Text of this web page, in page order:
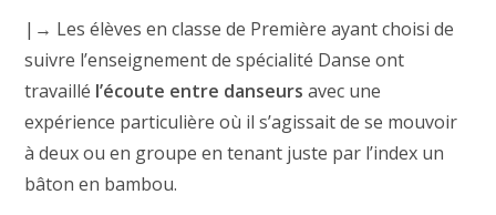
|→ Les élèves en classe de Première ayant choisi de
suivre l’enseignement de spécialité Danse ont
travaillé l’écoute entre danseurs avec une
expérience particulière où il s’agissait de se mouvoir
à deux ou en groupe en tenant juste par l’index un
bâton en bambou.